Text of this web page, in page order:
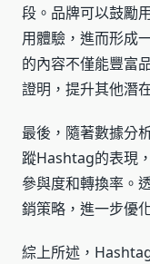
段。品牌可以鼓勵
用體驗，進而形成
的內容不僅能豐富
證明，提升其他潛
最後，隨著數據分
蹤Hashtag的表現
參與度和轉換率。
銷策略，進一步優
綜上所述，